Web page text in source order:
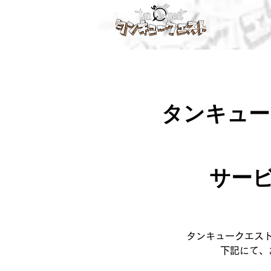
タンキュ
サー
タンキュークエス
下記にて